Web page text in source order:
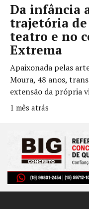
Da infância
trajetória
teatro e no
Extrema
Apaixonada pelas
Moura, 48 anos,
extensão da própria
1 mês atrás